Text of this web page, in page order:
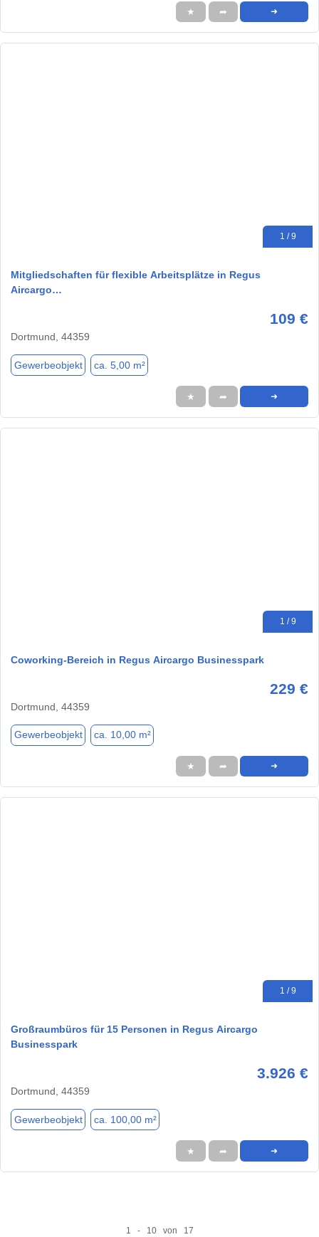
★ ➦ ➜
1 / 9
Mitgliedschaften für flexible Arbeitsplätze in Regus
Aircargo…
109 €
Dortmund, 44359
Gewerbeobjekt ca. 5,00 m²
★ ➦ ➜
1 / 9
Coworking-Bereich in Regus Aircargo Businesspark
229 €
Dortmund, 44359
Gewerbeobjekt ca. 10,00 m²
★ ➦ ➜
1 / 9
Großraumbüros für 15 Personen in Regus Aircargo
Businesspark
3.926 €
Dortmund, 44359
Gewerbeobjekt ca. 100,00 m²
★ ➦ ➜
1 - 10 von 17